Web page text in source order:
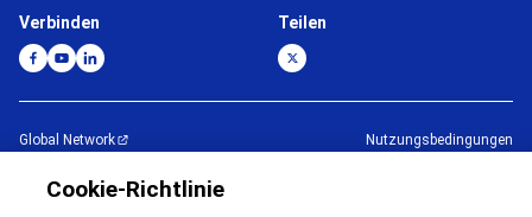
Verbinden Teilen
Global Network
Kontakt
Nutzungsbedingungen
Cookie-Richtlinie